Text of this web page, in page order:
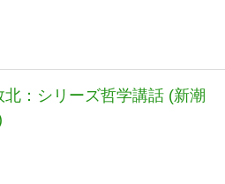
北：シリーズ哲学講話 (新潮